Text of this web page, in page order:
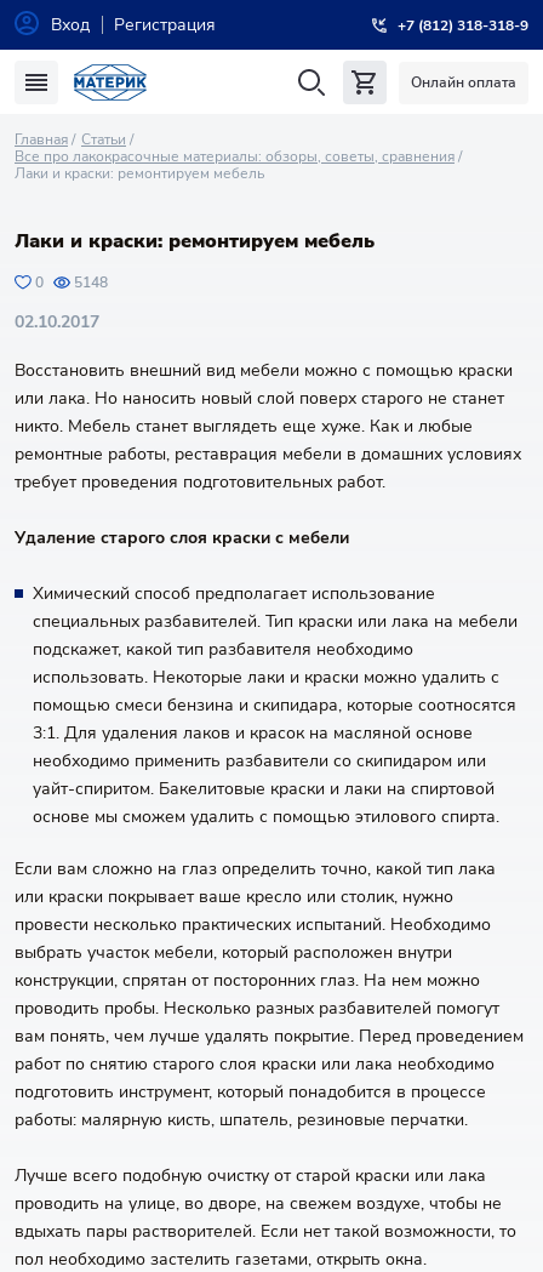
Вход Регистрация +7 (812) 318-318-9
Онлайн оплата
Главная
Статьи
Все про лакокрасочные материалы: обзоры, советы, сравнения
Лаки и краски: ремонтируем мебель
Лаки и краски: ремонтируем мебель
0 5148
02.10.2017
Восстановить внешний вид мебели можно с помощью краски
или лака. Но наносить новый слой поверх старого не станет
никто. Мебель станет выглядеть еще хуже. Как и любые
ремонтные работы, реставрация мебели в домашних условиях
требует проведения подготовительных работ.
Удаление старого слоя краски с мебели
Химический способ предполагает использование
специальных разбавителей. Тип краски или лака на мебели
подскажет, какой тип разбавителя необходимо
использовать. Некоторые лаки и краски можно удалить с
помощью смеси бензина и скипидара, которые соотносятся
3:1. Для удаления лаков и красок на масляной основе
необходимо применить разбавители со скипидаром или
уайт-спиритом. Бакелитовые краски и лаки на спиртовой
основе мы сможем удалить с помощью этилового спирта.
Если вам сложно на глаз определить точно, какой тип лака
или краски покрывает ваше кресло или столик, нужно
провести несколько практических испытаний. Необходимо
выбрать участок мебели, который расположен внутри
конструкции, спрятан от посторонних глаз. На нем можно
проводить пробы. Несколько разных разбавителей помогут
вам понять, чем лучше удалять покрытие. Перед проведением
работ по снятию старого слоя краски или лака необходимо
подготовить инструмент, который понадобится в процессе
работы: малярную кисть, шпатель, резиновые перчатки.
Лучше всего подобную очистку от старой краски или лака
проводить на улице, во дворе, на свежем воздухе, чтобы не
вдыхать пары растворителей. Если нет такой возможности, то
пол необходимо застелить газетами, открыть окна.